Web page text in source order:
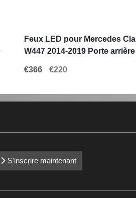
Feux LED pour Mercedes
W447 2014-2019 Porte arrière
€366 €220
S'inscrire maintenant